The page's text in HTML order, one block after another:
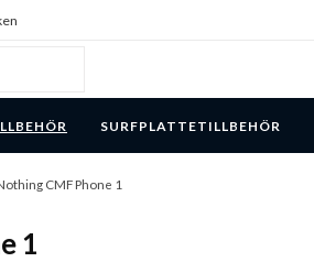
SURFPLATTETILLBEHÖR
CMF Phone 1
1